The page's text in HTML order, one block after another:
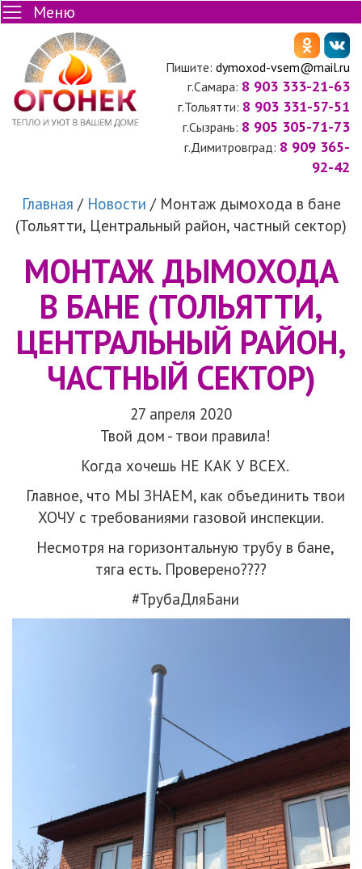
Меню
Пишите: dymoxod-vsem@mail.ru
г.Самара: 8 903 333-21-63
г.Тольятти: 8 903 331-57-51
г.Сызрань: 8 905 305-71-73
г.Димитровград: 8 909 365-
92-42
Главная / Новости / Монтаж дымохода в бане
(Тольятти, Центральный район, частный сектор)
МОНТАЖ ДЫМОХОДА
В БАНЕ (ТОЛЬЯТТИ,
ЦЕНТРАЛЬНЫЙ РАЙОН,
ЧАСТНЫЙ СЕКТОР)
27 апреля 2020
Твой дом - твои правила!
Когда хочешь НЕ КАК У ВСЕХ.
Главное, что МЫ ЗНАЕМ, как объединить твои
ХОЧУ с требованиями газовой инспекции.
Несмотря на горизонтальную трубу в бане,
тяга есть. Проверено????
#ТрубаДляБани